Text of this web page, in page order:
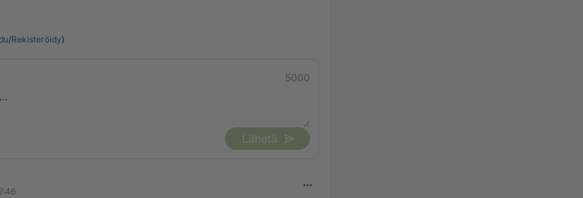
/Rekisteröidy)
5000
Lähetä